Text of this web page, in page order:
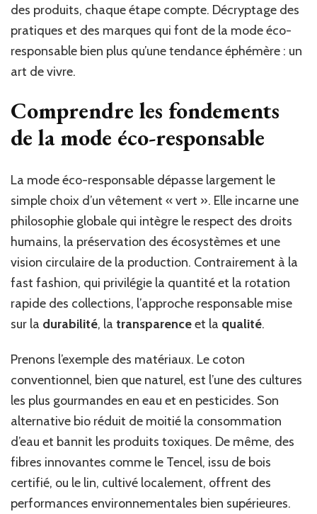
des produits, chaque étape compte. Décryptage des
pratiques et des marques qui font de la mode éco-
responsable bien plus qu’une tendance éphémère : un
art de vivre.
Comprendre les fondements
de la mode éco-responsable
La mode éco-responsable dépasse largement le
simple choix d’un vêtement « vert ». Elle incarne une
philosophie globale qui intègre le respect des droits
humains, la préservation des écosystèmes et une
vision circulaire de la production. Contrairement à la
fast fashion, qui privilégie la quantité et la rotation
rapide des collections, l’approche responsable mise
sur la durabilité, la transparenceet la qualité.
Prenons l’exemple des matériaux. Le coton
conventionnel, bien que naturel, est l’une des cultures
les plus gourmandes en eau et en pesticides. Son
alternative bio réduit de moitié la consommation
d’eau et bannit les produits toxiques. De même, des
fibres innovantes comme le Tencel, issu de bois
certifié, ou le lin, cultivé localement, offrent des
performances environnementales bien supérieures.